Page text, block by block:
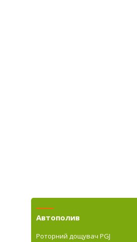
Автополив
Роторний дощувач PGJ